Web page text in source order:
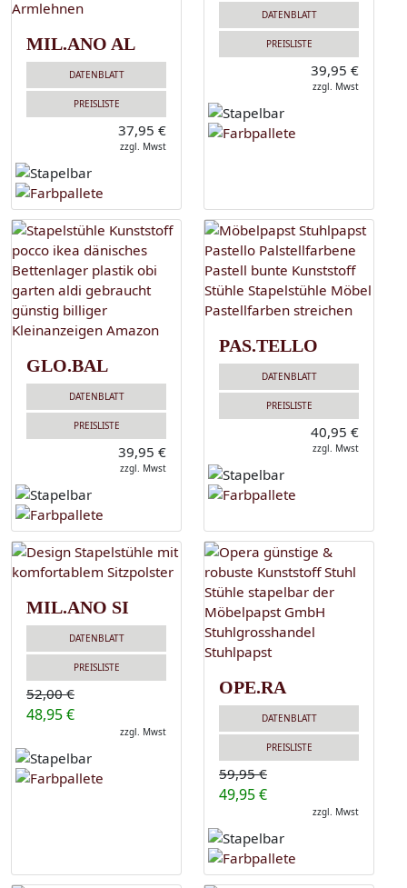
MIL.ANO AL
DATENBLATT
PREISLISTE
37,95 €
zzgl. Mwst
DATENBLATT
PREISLISTE
39,95 €
zzgl. Mwst
GLO.BAL
DATENBLATT
PREISLISTE
39,95 €
zzgl. Mwst
PAS.TELLO
DATENBLATT
PREISLISTE
40,95 €
zzgl. Mwst
MIL.ANO SI
DATENBLATT
PREISLISTE
52,00 €
48,95 €
zzgl. Mwst
OPE.RA
DATENBLATT
PREISLISTE
59,95 €
49,95 €
zzgl. Mwst